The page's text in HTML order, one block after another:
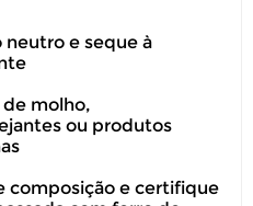
neutro e seque à
molho,
ou produtos
composição e certifique